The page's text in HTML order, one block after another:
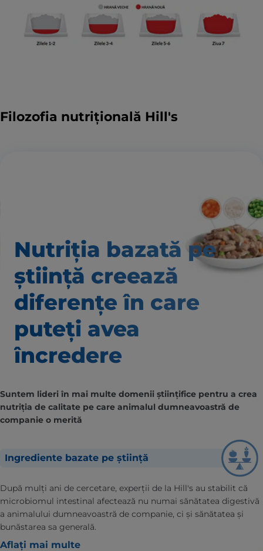
Filozofia nutrițională Hill's
Nutriția bazată pe
știință creează
diferențe în care
puteți avea
încredere
Suntem lideri în mai multe domenii științifice pentru a crea
nutriția de calitate pe care animalul dumneavoastră de
companie o merită
Ingrediente bazate pe știință
După mulți ani de cercetare, experții de la Hill's au stabilit că
microbiomul intestinal afectează nu numai sănătatea digestivă
a animalului dumneavoastră de companie, ci și sănătatea și
bunăstarea sa generală.
Aflați mai multe